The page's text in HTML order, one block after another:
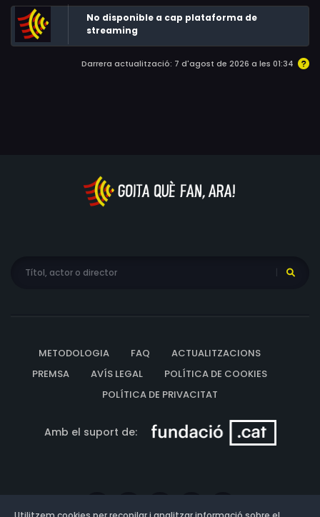
per queviures, mantenint les llars. El documental explora
aquestes vivències i el treball amb el garballó, planta
autòctona, com una tradició que amb l'arribada del
plàstic es va anar perdent, però que encara avui
No disponible a cap plataforma de
streaming
Darrera actualització: 7 d'agost de 2026 a les 01:34
METODOLOGIA FAQ
ACTUALITZACIONS
PREMSA
AVÍS LEGAL
POLÍTICA DE COOKIES
POLÍTICA DE PRIVACITAT
Amb el suport de: